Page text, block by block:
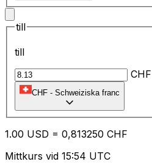
till
till
CHF
CHF - Schweiziska franc
1.00 USD = 0,813250 CHF
Mittkurs vid 15:54 UTC